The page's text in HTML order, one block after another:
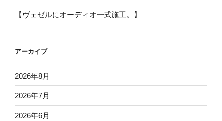
【ヴェゼルにオーディオ一式施工。】
アーカイブ
2026年8月
2026年7月
2026年6月